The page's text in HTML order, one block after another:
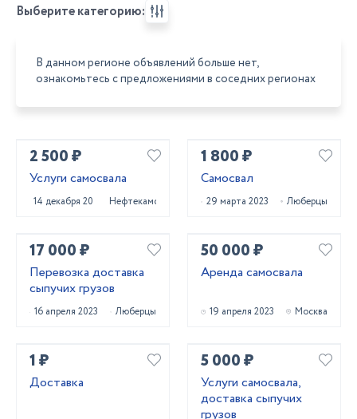
Выберите категорию:
В данном регионе объявлений больше нет,
ознакомьтесь с предложениями в соседних регионах
2 500 ₽
Услуги самосвала
14 декабря 2023 Нефтекамск
1 800 ₽
Самосвал
29 марта 2023 Люберцы
17 000 ₽
Перевозка доставка
сыпучих грузов
16 апреля 2023 Люберцы
50 000 ₽
Аренда самосвала
19 апреля 2023 Москва
1 ₽
Доставка
5 000 ₽
Услуги самосвала,
доставка сыпучих
грузов